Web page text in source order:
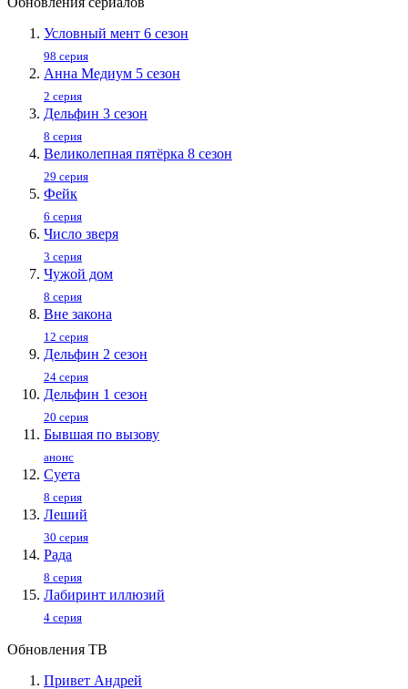
Условный мент 6 сезон
98 серия
Анна Медиум 5 сезон
2 серия
Дельфин 3 сезон
8 серия
Великолепная пятёрка 8 сезон
29 серия
Фейк
6 серия
Число зверя
3 серия
Чужой дом
8 серия
Вне закона
12 серия
Дельфин 2 сезон
24 серия
Дельфин 1 сезон
20 серия
Бывшая по вызову
анонс
Суета
8 серия
Леший
30 серия
Рада
8 серия
Лабиринт иллюзий
4 серия
Обновления ТВ
Привет Андpей